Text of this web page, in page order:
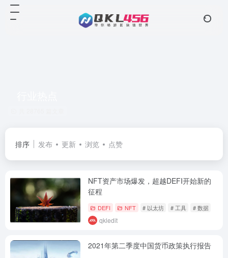
排序 发布 更新 浏览 点赞
NFT资产市场爆发，超越DEFI开始新的
征程
DEFI NFT # 以太坊 # 工具 # 数据
qkledit
2021年第二季度中国货币政策执行报告